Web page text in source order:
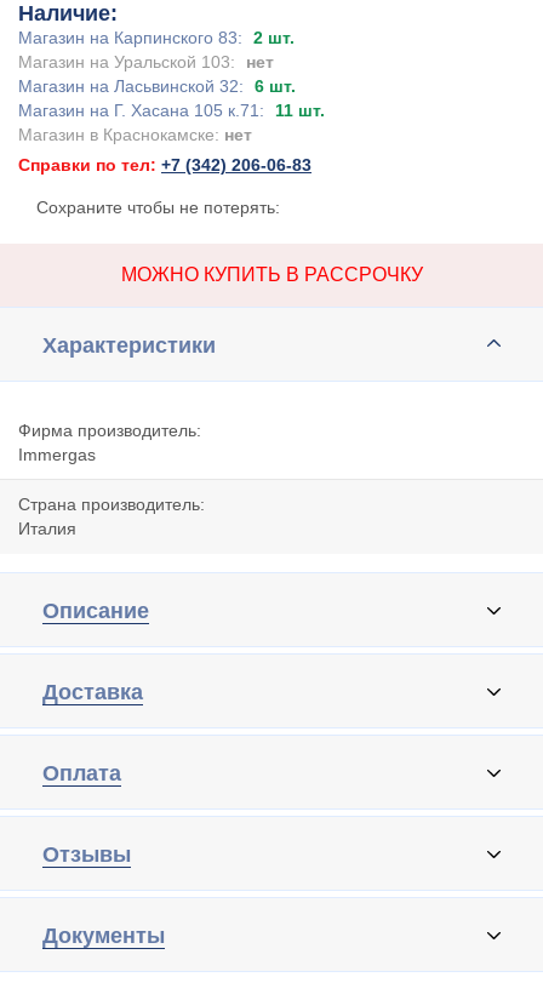
Наличие:
Магазин на Карпинского 83:
2 шт.
Магазин на Уральской 103:
нет
Магазин на Ласьвинской 32:
6 шт.
Магазин на Г. Хасана 105 к.71:
11 шт.
Магазин в Краснокамске: нет
Справки по тел: +7 (342) 206-06-83
Сохраните чтобы не потерять:
МОЖНО КУПИТЬ В РАССРОЧКУ
Характеристики
Фирма производитель:
Immergas
Страна производитель:
Италия
Описание
Доставка
Оплата
Отзывы
Документы